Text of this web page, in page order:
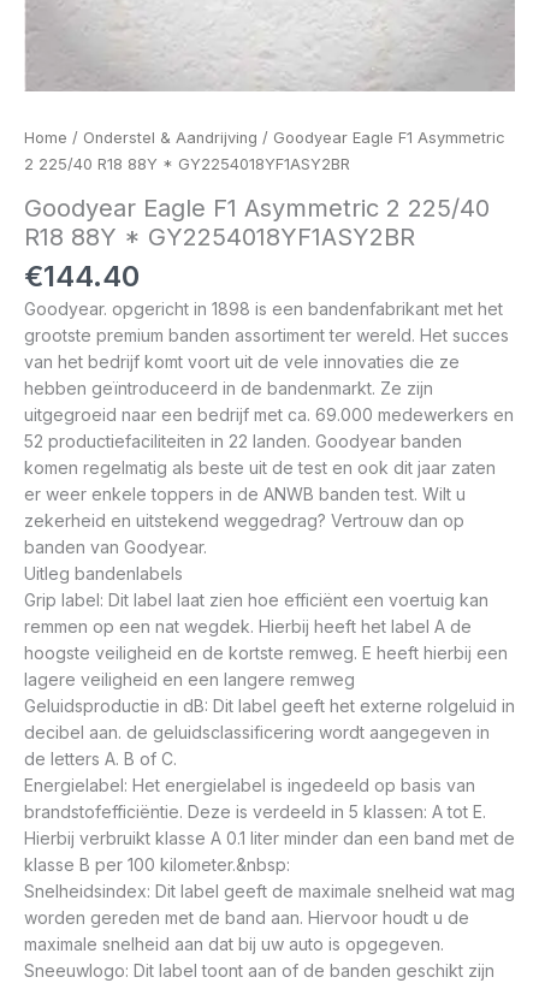
Home / Onderstel & Aandrijving / Goodyear Eagle F1 Asymmetric
2 225/40 R18 88Y * GY2254018YF1ASY2BR
Goodyear Eagle F1 Asymmetric 2 225/40
R18 88Y * GY2254018YF1ASY2BR
€144.40
Goodyear. opgericht in 1898 is een bandenfabrikant met het
grootste premium banden assortiment ter wereld. Het succes
van het bedrijf komt voort uit de vele innovaties die ze
hebben geïntroduceerd in de bandenmarkt. Ze zijn
uitgegroeid naar een bedrijf met ca. 69.000 medewerkers en
52 productiefaciliteiten in 22 landen. Goodyear banden
komen regelmatig als beste uit de test en ook dit jaar zaten
er weer enkele toppers in de ANWB banden test. Wilt u
zekerheid en uitstekend weggedrag? Vertrouw dan op
banden van Goodyear.
Uitleg bandenlabels
Grip label: Dit label laat zien hoe efficiënt een voertuig kan
remmen op een nat wegdek. Hierbij heeft het label A de
hoogste veiligheid en de kortste remweg. E heeft hierbij een
lagere veiligheid en een langere remweg
Geluidsproductie in dB: Dit label geeft het externe rolgeluid in
decibel aan. de geluidsclassificering wordt aangegeven in
de letters A. B of C.
Energielabel: Het energielabel is ingedeeld op basis van
brandstofefficiëntie. Deze is verdeeld in 5 klassen: A tot E.
Hierbij verbruikt klasse A 0.1 liter minder dan een band met de
klasse B per 100 kilometer.&nbsp:
Snelheidsindex: Dit label geeft de maximale snelheid wat mag
worden gereden met de band aan. Hiervoor houdt u de
maximale snelheid aan dat bij uw auto is opgegeven.
Sneeuwlogo: Dit label toont aan of de banden geschikt zijn